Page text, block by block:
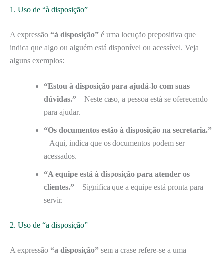
1. Uso de “à disposição”
A expressão “à disposição” é uma locução prepositiva que
indica que algo ou alguém está disponível ou acessível. Veja
alguns exemplos:
“Estou à disposição para ajudá-lo com suas
dúvidas.” – Neste caso, a pessoa está se oferecendo
para ajudar.
“Os documentos estão à disposição na secretaria.”
– Aqui, indica que os documentos podem ser
acessados.
“A equipe está à disposição para atender os
clientes.” – Significa que a equipe está pronta para
servir.
2. Uso de “a disposição”
A expressão “a disposição” sem a crase refere-se a uma